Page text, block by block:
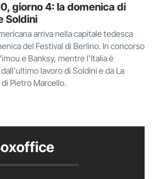
giorno 4: la domenica di
Soldini
arriva nella capitale tedesca
del Festival di Berlino. In concorso
e Banksy, mentre l'Italia è
lavoro di Soldini e da La
Pietro Marcello.